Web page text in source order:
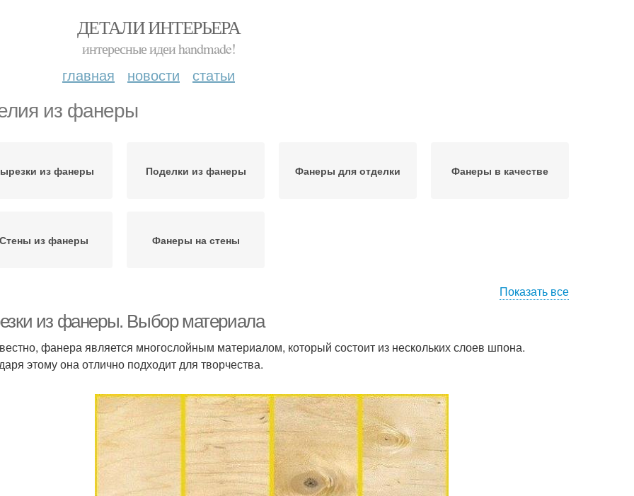
ДЕТАЛИ ИНТЕРЬЕРА
интересные идеи handmade!
главная новости статьи
из фанеры
из фанеры Поделки из фанеры Фанеры для отделки Фанеры в качестве
из фанеры Фанеры на стены
Показать все
из фанеры. Выбор материала
фанера является многослойным материалом, который состоит из нескольких слоев шпона.
этому она отлично подходит для творчества.